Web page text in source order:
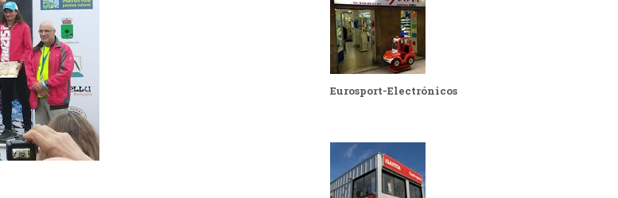
Eurosport-Electrónicos